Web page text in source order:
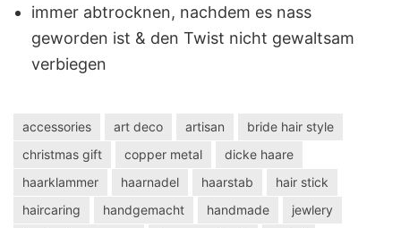
immer abtrocknen, nachdem es nass
geworden ist & den Twist nicht gewaltsam
verbiegen
accessories art deco artisan
bride hair style
christmas gift
copper metal
dicke haare
haarklammer
haarnadel haarstab
hair stick
haircaring
handgemacht handmade
jewlery